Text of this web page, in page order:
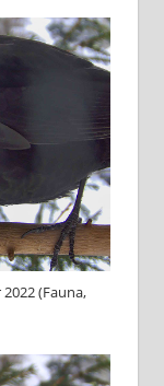
(Fauna,